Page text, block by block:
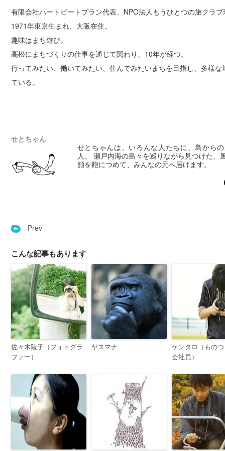
有限会社ハートビートプラン代表、NPO法人もうひとつの旅クラ
1971年東京生まれ、大阪在住。
趣味はまち遊び。
高松にまちづくりの仕事を通じて関わり、10年が経つ。
行ってみたい、働いてみたい、住んでみたいまちを目指し、多様
ている。
せとちゃん
せとちゃんは、いろんな人たちに、島から
人。 瀬戸内海の島々を巡りながら見つけた、
顔を鞄につめて、みんなの元へ届けます。
Prev
こんな記事もあります
佐々木陵子（フォトグラ
ファー）
ヤスマナ
ケンタロ（もの
会社員）